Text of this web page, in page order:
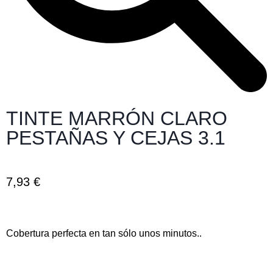
TINTE MARRÓN CLARO
PESTAÑAS Y CEJAS 3.1
7,93 €
Cobertura perfecta en tan sólo unos minutos..